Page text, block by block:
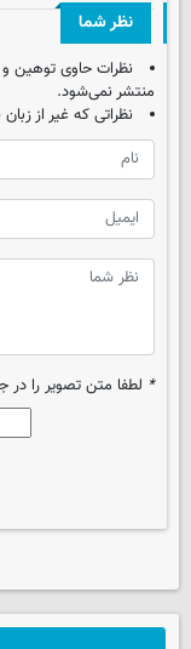
نظر شما
نظرات حاوی توهین
منتشر نمی‌شود.
نظراتی که غیر از
* لطفا متن تصویر را در